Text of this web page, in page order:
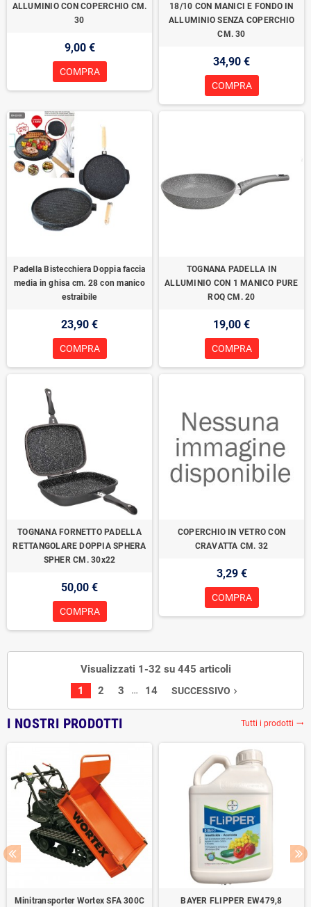
ALLUMINIO CON COPERCHIO CM.
30
9,00 €
COMPRA
18/10 CON MANICI E FONDO IN
ALLUMINIO SENZA COPERCHIO
CM. 30
34,90 €
COMPRA
Padella Bistecchiera Doppia faccia
media in ghisa cm. 28 con manico
estraibile
23,90 €
COMPRA
TOGNANA PADELLA IN
ALLUMINIO CON 1 MANICO PURE
ROQ CM. 20
19,00 €
COMPRA
TOGNANA FORNETTO PADELLA
RETTANGOLARE DOPPIA SPHERA
SPHER CM. 30x22
50,00 €
COMPRA
COPERCHIO IN VETRO CON
CRAVATTA CM. 32
3,29 €
COMPRA
Visualizzati 1-32 su 445 articoli
1
2 3 … 14 SUCCESSIVO navigate_next
I NOSTRI PRODOTTI Tutti i prodotti trending_flat
Minitransporter Wortex SFA 300C
BAYER FLIPPER EW479,8